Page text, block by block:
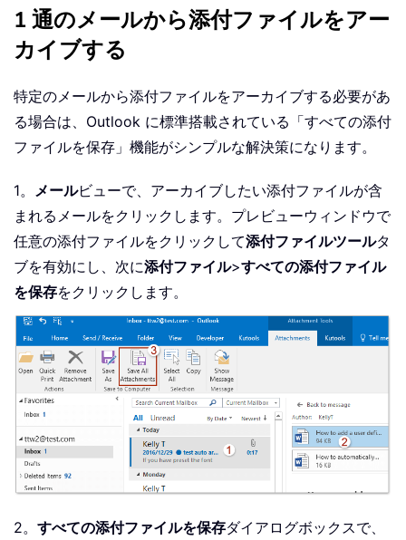
1 通のメールから添付ファイルをアー
カイブする
特定のメールから添付ファイルをアーカイブする必要があ
る場合は、Outlook に標準搭載されている「すべての添付
ファイルを保存」機能がシンプルな解決策になります。
1。 メールビューで、アーカイブしたい添付ファイルが含
まれるメールをクリックします。プレビューウィンドウで
任意の添付ファイルをクリックして添付ファイルツールタ
ブを有効にし、次に添付ファイル>すべての添付ファイル
を保存をクリックします。
2。 すべての添付ファイルを保存ダイアログボックスで、